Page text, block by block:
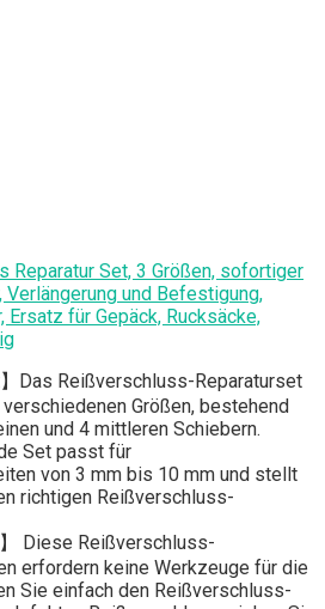
Reparatur Set, 3 Größen, sofortiger
und Befestigung,
für Gepäck, Rucksäcke,
Das Reißverschluss-Reparaturset
Größen, bestehend
und 4 mittleren Schiebern.
Set passt für
von 3 mm bis 10 mm und stellt
richtigen Reißverschluss-
】 Diese Reißverschluss-
erfordern keine Werkzeuge für die
Sie einfach den Reißverschluss-